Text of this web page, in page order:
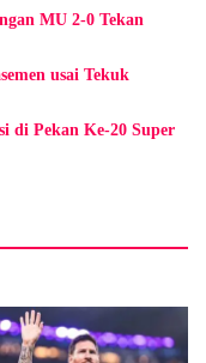
MU 2-0 Tekan
usai Tekuk
di Pekan Ke-20 Super